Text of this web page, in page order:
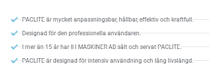
PACLITE är mycket anpassningsbar, hållbar, effektiv och kraftfull.
Designad för den professionella användaren.
I mer än 15 år har IH MASKINER AB sålt och servat PACLITE.
PACLITE är designad för intensiv användning och lång livslängd.